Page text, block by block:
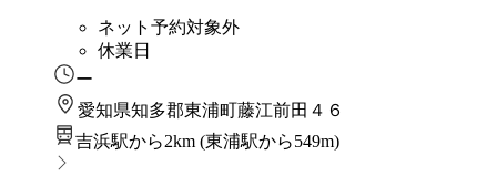
ネット予約対象外
休業日
ー
愛知県知多郡東浦町藤江前田４６
吉浜駅から2km (東浦駅から549m)